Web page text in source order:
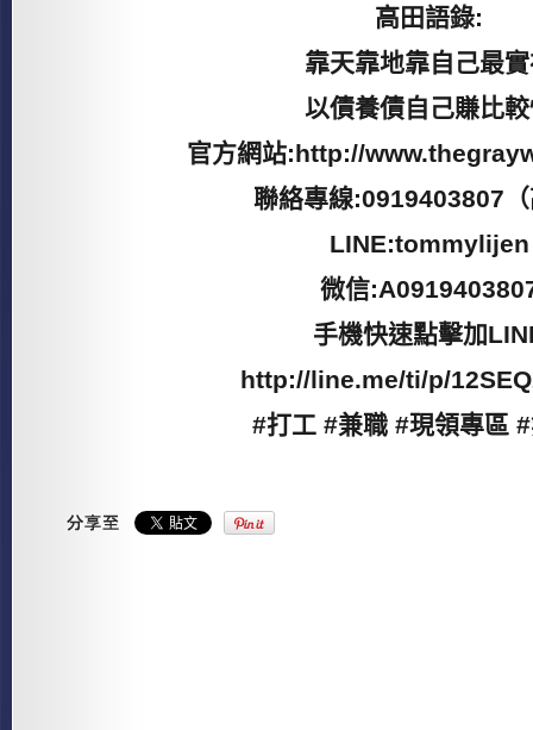
高田語錄:
靠天靠地靠自己最
以債養債自己賺比
官方網站:http://
聯絡專線:0919403807
LINE:tommylijen
微信
手機快速點擊加
http://line.me/ti/p/
#打工 #兼職 #現領專區